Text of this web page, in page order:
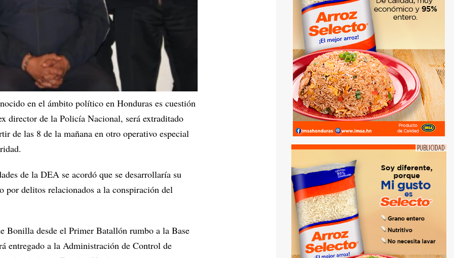
en el ámbito político en Honduras es cuestión
director de la Policía Nacional, será extraditado
de las 8 de la mañana en otro operativo especial
de la DEA se acordó que se desarrollaría su
por delitos relacionados a la conspiración del
Bonilla desde el Primer Batallón rumbo a la Base
entregado a la Administración de Control de